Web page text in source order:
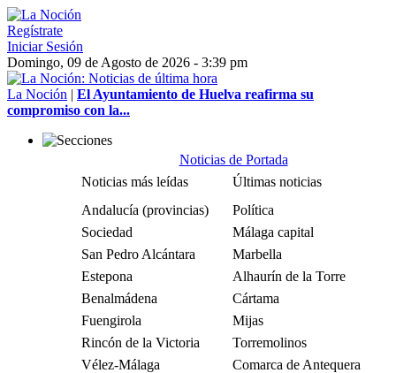
Regístrate
Iniciar Sesión
Domingo, 09 de Agosto de 2026 - 3:39 pm
La Noción | El Ayuntamiento de Huelva reafirma su
compromiso con la...
Noticias de Portada
Noticias más leídas
Últimas noticias
Andalucía (provincias)
Política
Sociedad
Málaga capital
San Pedro Alcántara
Marbella
Estepona
Alhaurín de la Torre
Benalmádena
Cártama
Fuengirola
Mijas
Rincón de la Victoria
Torremolinos
Vélez-Málaga
Comarca de Antequera